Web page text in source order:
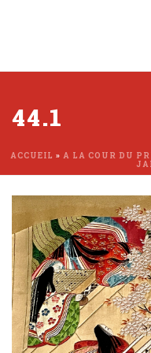
44.1
ACCUEIL » A LA COUR DU